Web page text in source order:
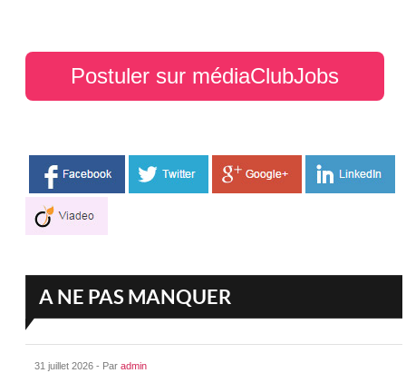
Postuler sur médiaClubJobs
A NE PAS MANQUER
31 juillet 2026 - Paradmin